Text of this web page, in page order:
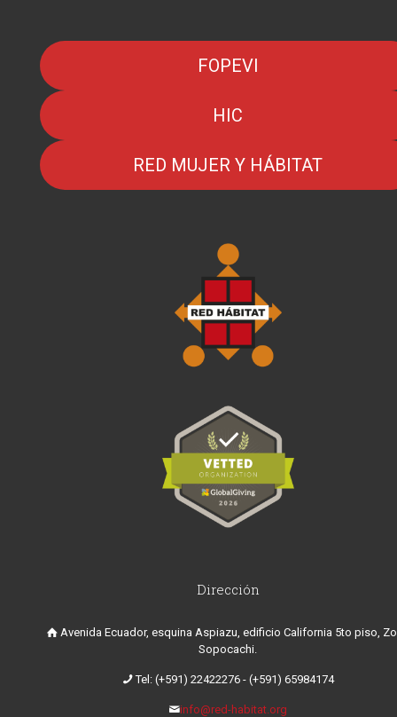
FOPEVI
HIC
RED MUJER Y HÁBITAT
Dirección
Avenida Ecuador, esquina Aspiazu, edificio California 5to piso,
Sopocachi.
Tel: (+591) 22422276 - (+591) 65984174
info@red-habitat.org